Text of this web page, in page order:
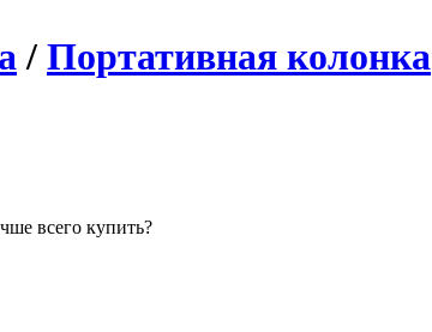
/ Портативная колонка
всего купить?